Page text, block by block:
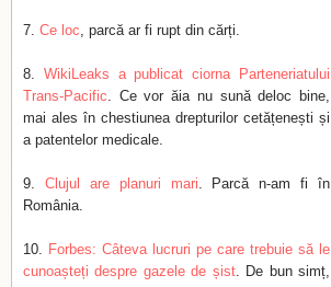
Ce loc, parcă ar fi rupt din cărți.
WikiLeaks a publicat ciorna Parteneriatului
Trans-Pacific. Ce vor ăia nu sună deloc bine,
mai ales în chestiunea drepturilor cetățenești și
a patentelor medicale.
Clujul are planuri mari. Parcă n-am fi în
România.
Forbes: Câteva lucruri pe care trebuie să le
cunoașteți despre gazele de șist. De bun simț,